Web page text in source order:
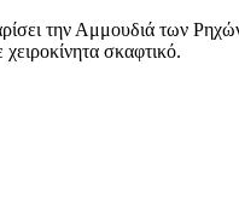
την Αμμουδιά των
σκαφτικό.